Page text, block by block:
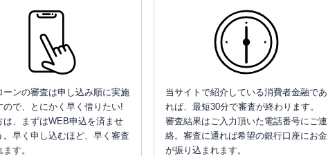
ーンの審査は申し込み順に実施
ので、とにかく早く借りたい!
は、まずはWEB申込を済ませ
。早く申し込むほど、早く審査
す。
当サイトで紹介している消費者金融であ
れば、最短30分で審査が終わります。
審査結果はご入力頂いた電話番号にご連
絡。審査に通れば希望の銀行口座にお金
が振り込まれます。